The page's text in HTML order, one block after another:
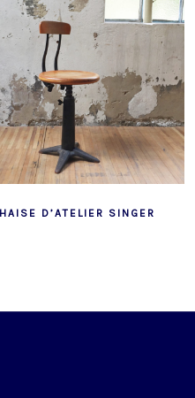
D’ATELIER SINGER